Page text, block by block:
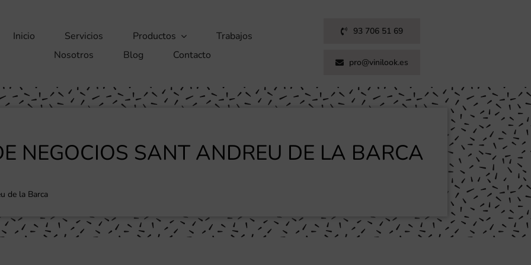
Inicio Servicios Productos
Trabajos
Nosotros
Blog Contacto
93 706 51 69
pro@vinilook.es
NEGOCIOS SANT ANDREU DE LA BARCA
de la Barca